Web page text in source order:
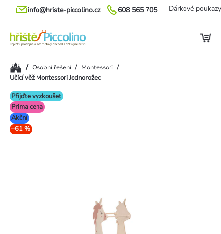
Přejít
608 565 705
info@hriste-piccolino.cz Dárkové poukazy
Domů/ Osobní řešení / Montessori /
Učící věž Montessori Jednorožec
Přijďte vyzkoušet
Prima cena
Akční
–61 %